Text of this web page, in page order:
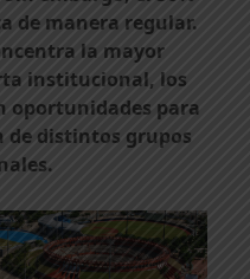
de manera regular.
la mayor
institucional, los
oportunidades para
distintos grupos